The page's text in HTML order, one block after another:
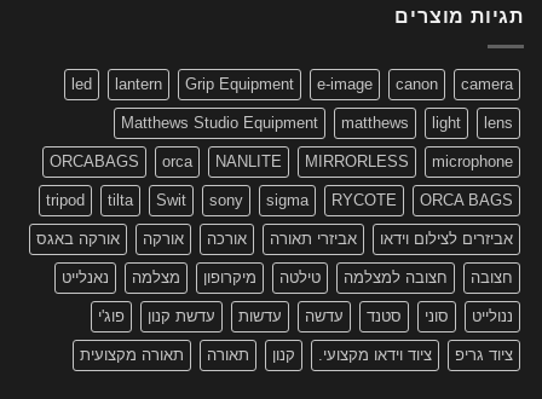
תגיות מוצרים
camera
canon
e-image
Grip Equipment
lantern
led
lens
light
matthews
Matthews Studio Equipment
microphone
MIRRORLESS
NANLITE
orca
ORCABAGS
ORCA BAGS
RYCOTE
sigma
sony
Swit
tilta
tripod
אביזרים לצילום וידאו אביזרי תאורה אורכה אורקה אורקה באגס
חצובה חצובה למצלמה טילטה מיקרופון מצלמה נאנלייט
ננולייט סוני סטנד עדשה עדשות עדשת קנון פוג'י
ציוד גריפ ציוד וידאו מקצועי. קנון תאורה תאורה מקצועית